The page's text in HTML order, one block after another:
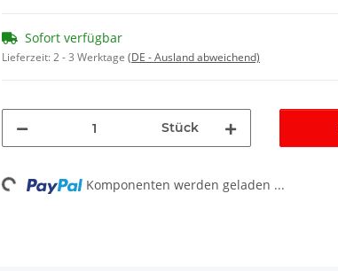
Sofort verfügbar
Lieferzeit:2 - 3 Werktage (DE - Ausland abweichend)
Stück
Loading... Komponenten werden geladen ...